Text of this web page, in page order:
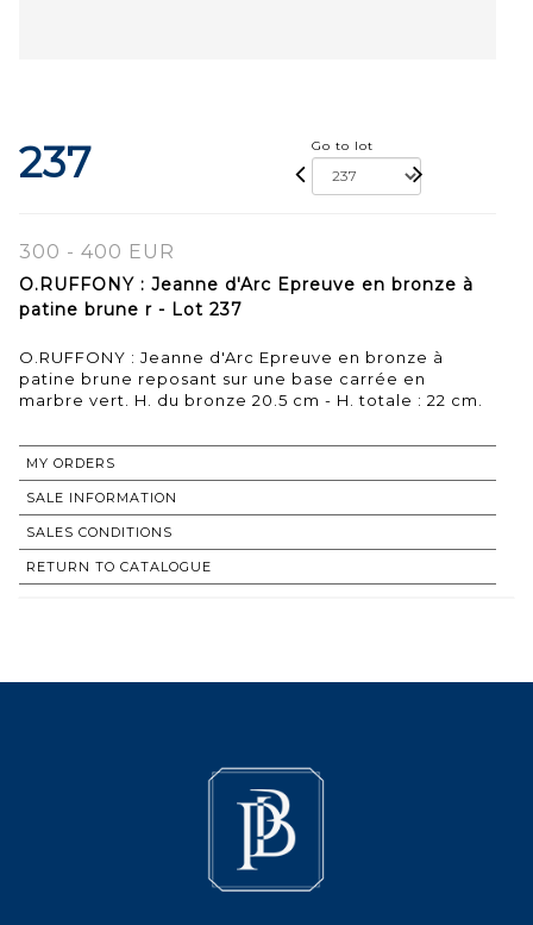
237 Go to lot
300 - 400 EUR
O.RUFFONY : Jeanne d'Arc Epreuve en bronze à
patine brune r - Lot 237
O.RUFFONY : Jeanne d'Arc Epreuve en bronze à
patine brune reposant sur une base carrée en
marbre vert. H. du bronze 20.5 cm - H. totale : 22 cm.
MY ORDERS
SALE INFORMATION
SALES CONDITIONS
RETURN TO CATALOGUE